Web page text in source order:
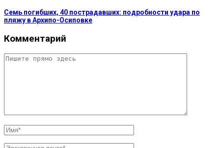
Семь погибших, 40 пострадавших: подробности удара по
пляжу в Архипо-Осиповке
Комментарий